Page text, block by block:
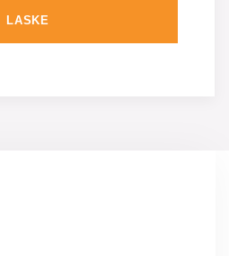
LASKE